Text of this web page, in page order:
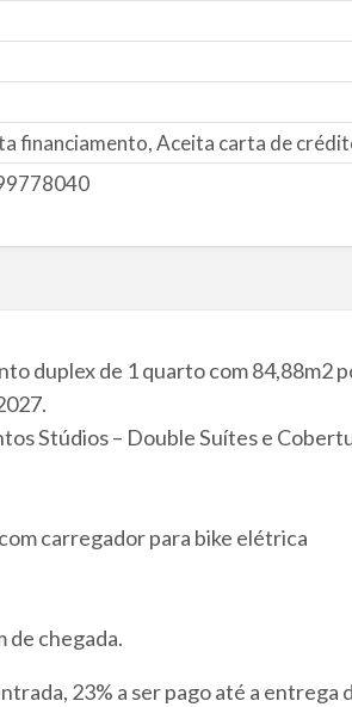
financiamento, Aceita carta de
duplex de 1 quarto com 84,88m2
Stúdios – Double Suítes e
carregador para bike elétrica
de chegada.
23% a ser pago até a entrega